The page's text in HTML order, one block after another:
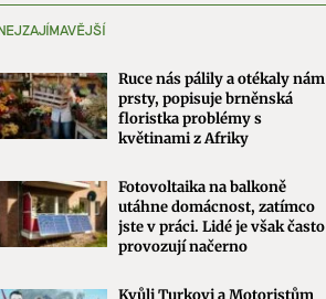
Ruce nás pálily a otékaly nám
prsty, popisuje brněnská
floristka problémy s
květinami z Afriky
Fotovoltaika na balkoně
utáhne domácnost, zatímco
jste v práci. Lidé je však často
provozují načerno